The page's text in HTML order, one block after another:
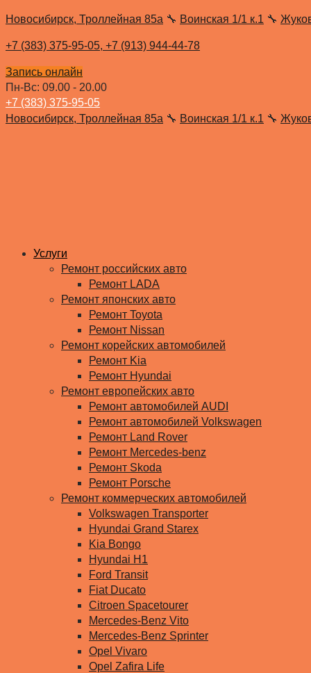
Новосибирск, Троллейная 85а 🔧 Воинская 1/1 к.1 🔧
+7 (383) 375-95-05, +7 (913) 944-44-78
Запись онлайн
Пн-Вс: 09.00 - 20.00
+7 (383) 375-95-05
Новосибирск, Троллейная 85а 🔧 Воинская 1/1 к.1 🔧
Услуги
Ремонт российских авто
Ремонт LADA
Ремонт японских авто
Ремонт Toyota
Ремонт Nissan
Ремонт корейских автомобилей
Ремонт Kia
Ремонт Hyundai
Ремонт европейских авто
Ремонт автомобилей AUDI
Ремонт автомобилей Volkswagen
Ремонт Land Rover
Ремонт Mercedes-benz
Ремонт Skoda
Ремонт Porsche
Ремонт коммерческих автомобилей
Volkswagen Transporter
Hyundai Grand Starex
Kia Bongo
Hyundai H1
Ford Transit
Fiat Ducato
Citroen Spacetourer
Mercedes-Benz Vito
Mercedes-Benz Sprinter
Opel Vivaro
Opel Zafira Life